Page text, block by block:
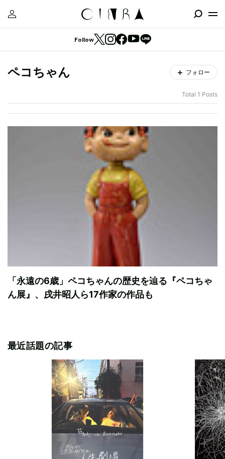
Follow
ペコちゃん フォロー
Total 1 Posts
「永遠の6歳」ペコちゃんの歴史を辿る『ペコちゃ
ん展』、戌井昭人ら17作家の作品も
最近話題の記事